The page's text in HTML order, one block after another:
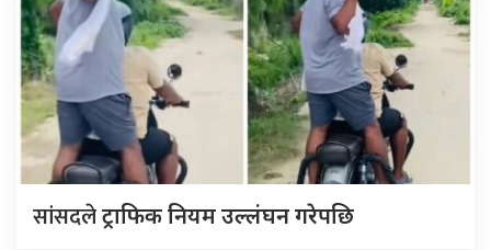
सांसदलेट्राफिक नियम उल्लंघन गरेपछि